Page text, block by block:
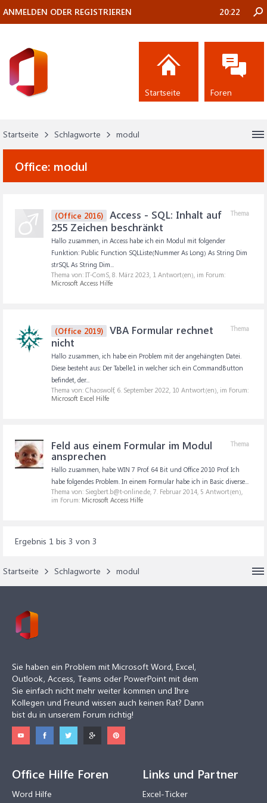
Startseite Schlagworte modul
Office: modul
Thema
(Office 2016)
Access - SQL: Inhalt auf
255 Zeichen beschränkt
Hallo zusammen, in Access habe ich ein Modul mit folgender
Funktion: Public Function SQLListe(Nummer As Long) As String Dim
strSQL As String Dim...
Thema von: IT-ComS, 8. März 2023, 1 Antwort(en), im Forum:
Microsoft Access Hilfe
Thema
(Office 2019)
VBA Formular rechnet
nicht
Hallo zusammen, ich habe ein Problem mit der angehängten Datei.
Diese besteht aus: Der Tabelle1 in welcher sich ein CommandButton
befindet, der...
Thema von: Chaoswolf, 6. September 2022, 10 Antwort(en), im Forum:
Microsoft Excel Hilfe
Thema
Feld aus einem Formular im Modul
ansprechen
Hallo zusammen, habe WIN 7 Prof. 64 Bit und Office 2010 Prof. Ich
habe folgendes Problem. In einem Formular habe ich in Basic diverse...
Thema von: Siegbert.b@t-online.de, 7. Februar 2014, 5 Antwort(en),
im Forum: Microsoft Access Hilfe
Ergebnis 1 bis 3 von 3
Startseite Schlagworte modul
ANMELDEN ODER REGISTRIEREN 20:22
Startseite Foren
Sie haben ein Problem mit Microsoft Word, Excel,
Outlook, Access, Teams oder PowerPoint mit dem
Sie einfach nicht mehr weiter kommen und Ihre
Kollegen und Freund wissen auch keinen Rat? Dann
bist du in unserem Forum richtig!
Office Hilfe Foren
Word Hilfe
Links und Partner
Excel-Ticker